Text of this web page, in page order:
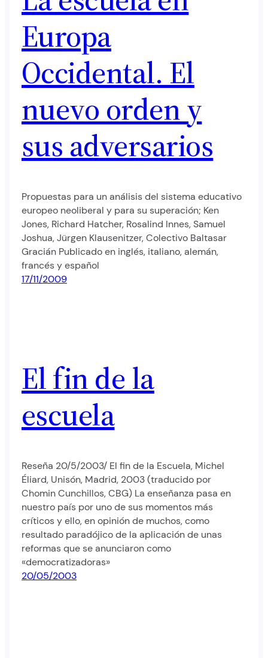
Europa
Occidental. El
nuevo orden y
sus adversarios
Propuestas para un análisis del sistema educativo
europeo neoliberal y para su superación; Ken
Jones, Richard Hatcher, Rosalind Innes, Samuel
Joshua, Jürgen Klausenitzer, Colectivo Baltasar
Gracián Publicado en inglés, italiano, alemán,
francés y español
17/11/2009
El fin de la
escuela
Reseña 20/5/2003/ El fin de la Escuela, Michel
Éliard, Unisón, Madrid, 2003 (traducido por
Chomin Cunchillos, CBG) La enseñanza pasa en
nuestro país por uno de sus momentos más
críticos y ello, en opinión de muchos, como
resultado paradójico de la aplicación de unas
reformas que se anunciaron como
«democratizadoras»
20/05/2003